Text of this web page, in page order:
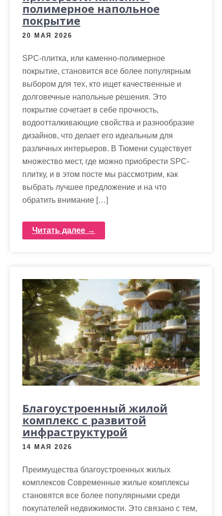
полимерное напольное
покрытие
20 МАЯ 2026
SPC-плитка, или каменно-полимерное
покрытие, становится все более популярным
выбором для тех, кто ищет качественные и
долговечные напольные решения. Это
покрытие сочетает в себе прочность,
водоотталкивающие свойства и разнообразие
дизайнов, что делает его идеальным для
различных интерьеров. В Тюмени существует
множество мест, где можно приобрести SPC-
плитку, и в этом посте мы рассмотрим, как
выбрать лучшее предложение и на что
обратить внимание […]
Читать далее →
Благоустроенный жилой
комплекс с развитой
инфраструктурой
14 МАЯ 2026
Преимущества благоустроенных жилых
комплексов Современные жилые комплексы
становятся все более популярными среди
покупателей недвижимости. Это связано с тем,